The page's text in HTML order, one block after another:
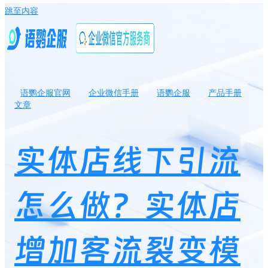
跳至内容
语鹦企服官网 企业微信手册 语鹦企服
产品手册
文章
实体店线下引流
怎么做？实体店
增加客流裂变模